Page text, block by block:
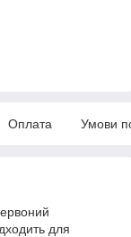
Оплата Умови
для